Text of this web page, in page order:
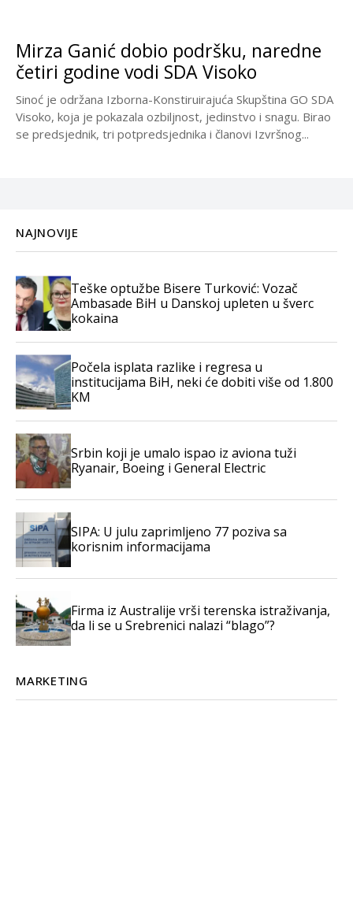
Mirza Ganić dobio podršku, naredne
četiri godine vodi SDA Visoko
Sinoć je održana Izborna-Konstiruirajuća Skupština GO SDA
Visoko, koja je pokazala ozbiljnost, jedinstvo i snagu. Birao
se predsjednik, tri potpredsjednika i članovi Izvršnog...
NAJNOVIJE
Teške optužbe Bisere Turković: Vozač
Ambasade BiH u Danskoj upleten u šverc
kokaina
Počela isplata razlike i regresa u
institucijama BiH, neki će dobiti više od 1.800
KM
Srbin koji je umalo ispao iz aviona tuži
Ryanair, Boeing i General Electric
SIPA: U julu zaprimljeno 77 poziva sa
korisnim informacijama
Firma iz Australije vrši terenska istraživanja,
da li se u Srebrenici nalazi “blago”?
MARKETING